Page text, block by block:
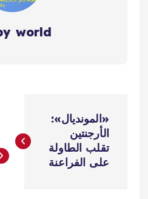
world
ص
«المونديال»:
الأرجنتين
تقلب الطاولة
على الفراعنة